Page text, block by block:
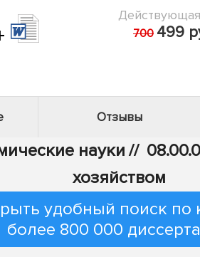
700 499
Отзывы
науки //
хозяйством
удобный поиск по
более 800 000